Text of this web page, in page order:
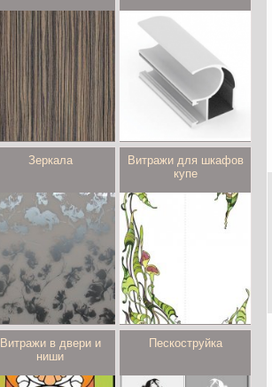
Зеркала Витражи для шкафов
купе
Витражи в двери и
ниши
Пескоструйка